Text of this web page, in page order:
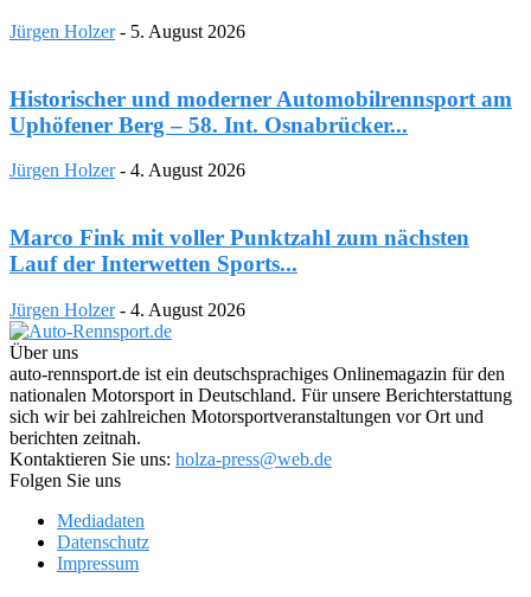
Jürgen Holzer - 5. August 2026
Historischer und moderner Automobilrennsport am
Uphöfener Berg – 58. Int. Osnabrücker...
Jürgen Holzer - 4. August 2026
Marco Fink mit voller Punktzahl zum nächsten
Lauf der Interwetten Sports...
Jürgen Holzer - 4. August 2026
Über uns
auto-rennsport.de ist ein deutschsprachiges Onlinemagazin für den
nationalen Motorsport in Deutschland. Für unsere Berichterstattung
sich wir bei zahlreichen Motorsportveranstaltungen vor Ort und
berichten zeitnah.
Kontaktieren Sie uns: holza-press@web.de
Folgen Sie uns
Mediadaten
Datenschutz
Impressum